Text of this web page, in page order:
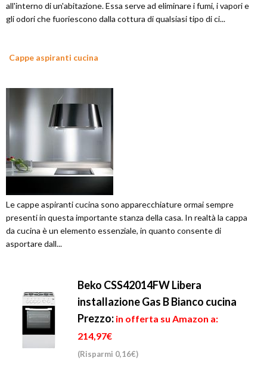
all'interno di un'abitazione. Essa serve ad eliminare i fumi, i vapori e
gli odori che fuoriescono dalla cottura di qualsiasi tipo di ci...
Cappe aspiranti cucina
Le cappe aspiranti cucina sono apparecchiature ormai sempre
presenti in questa importante stanza della casa. In realtà la cappa
da cucina è un elemento essenziale, in quanto consente di
asportare dall...
Beko CSS42014FW Libera
installazione Gas B Bianco cucina
Prezzo: in offerta su Amazon a:
214,97€
(Risparmi 0,16€)